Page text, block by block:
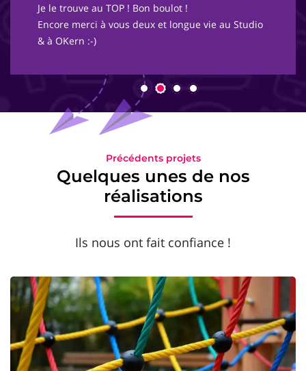
Je le trouve au TOP ! Bon boulot !
Encore merci à vous deux et longue vie au Studio
& à OKern :-)
Précédents projets
Quelques unes de nos
réalisations
Ils nous ont fait confiance !